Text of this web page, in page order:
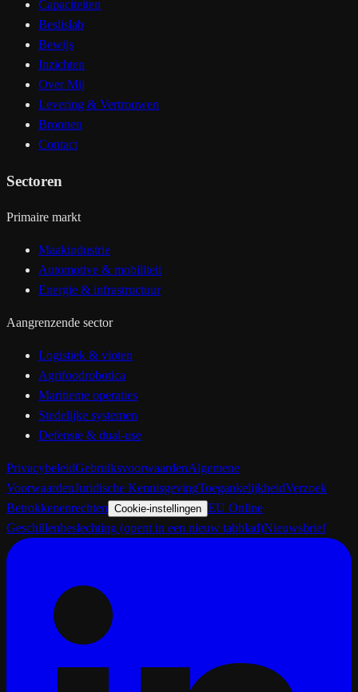
Capaciteiten
Beslislab
Bewijs
Inzichten
Over Mij
Levering & Vertrouwen
Bronnen
Contact
Sectoren
Primaire markt
Maakindustrie
Automotive & mobiliteit
Energie & infrastructuur
Aangrenzende sector
Logistiek & vloten
Agrifoodrobotica
Maritieme operaties
Stedelijke systemen
Defensie & dual-use
PrivacybeleidGebruiksvoorwaardenAlgemene
VoorwaardenJuridische KennisgevingToegankelijkheidVerzoek
Betrokkenenrechten Cookie-instellingen EU Online
Geschillenbeslechting (opent in een nieuw tabblad)Nieuwsbrief